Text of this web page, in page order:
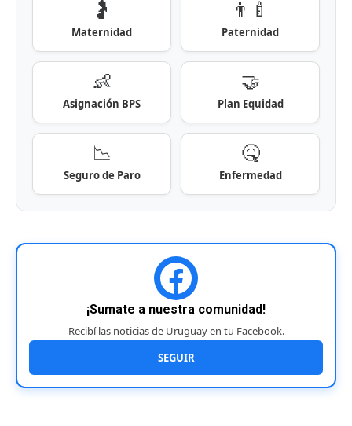
🤰
Maternidad
👨‍🍼
Paternidad
👶
Asignación BPS
🤝
Plan Equidad
📉
Seguro de Paro
🤒
Enfermedad
¡Sumate a nuestra comunidad!
Recibí las noticias de Uruguay en tu Facebook.
SEGUIR